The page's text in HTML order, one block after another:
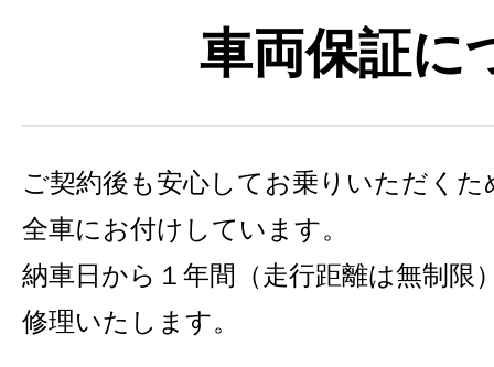
車両保証に
ご契約後も安心してお乗りいただく
全車にお付けしています。
納車日から１年間（走行距離は無制限
修理いたします。